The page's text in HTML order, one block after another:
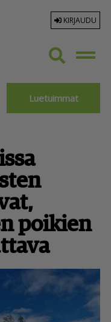
KIRJAUDU
Luetuimmat
poikien